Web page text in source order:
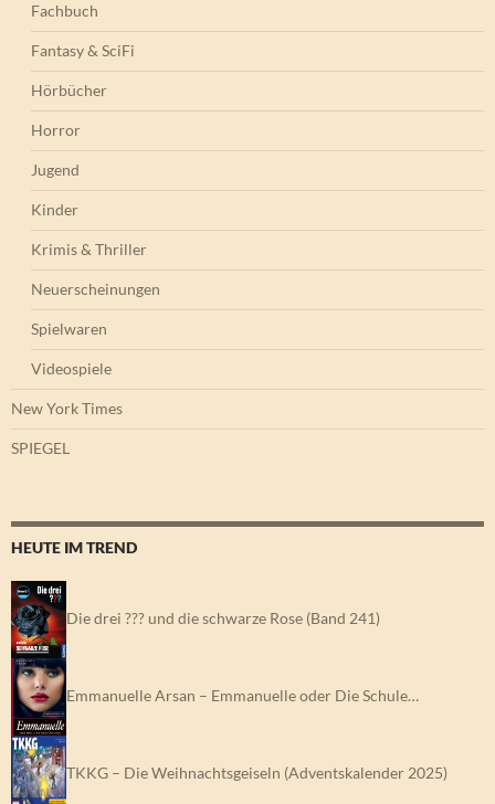
Fachbuch
Fantasy & SciFi
Hörbücher
Horror
Jugend
Kinder
Krimis & Thriller
Neuerscheinungen
Spielwaren
Videospiele
New York Times
SPIEGEL
HEUTE IM TREND
Die drei ??? und die schwarze Rose (Band 241)
Emmanuelle Arsan – Emmanuelle oder Die Schule…
TKKG – Die Weihnachtsgeiseln (Adventskalender 2025)